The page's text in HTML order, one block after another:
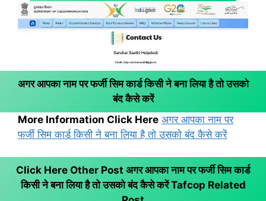
अगर आपका नाम पर फर्जी सिम कार्ड किसी ने बना लिया है तो उसको
बंद कैसे करें
More Information Click Here अगर आपका नाम पर
फर्जी सिम कार्ड किसी ने बना लिया है तो उसको बंद कैसे करें
Click Here Other Post अगर आपका नाम पर फर्जी सिम कार्ड
किसी ने बना लिया है तो उसको बंद कैसे करेंTafcop Related